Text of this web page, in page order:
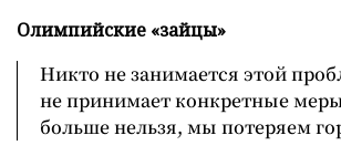
Олимпийские «зайцы»
Никто не занимается этой
не принимает конкретные
больше нельзя, мы потеряем